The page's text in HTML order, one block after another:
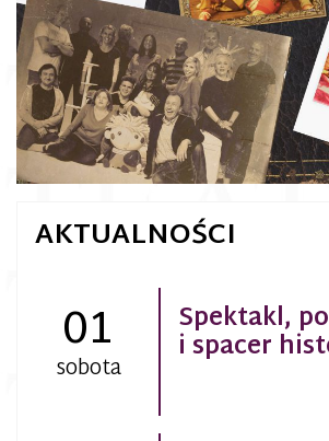
AKTUALNOŚCI
01
sobota
Spektakl,
i spacer